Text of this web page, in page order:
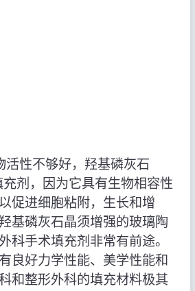
活性不够好，羟基磷灰石
剂，因为它具有生物相容性
促进细胞粘附，生长和增
基磷灰石晶须增强的玻璃陶
科手术填充剂非常有前途。
良好力学性能、美学性能和
和整形外科的填充材料极其